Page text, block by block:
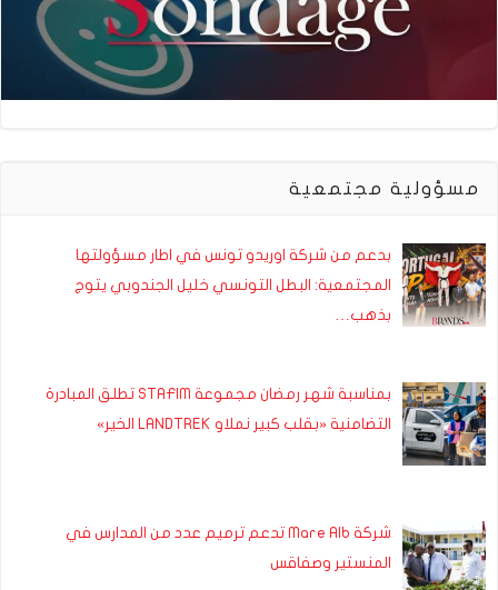
مسؤولية مجتمعية
بدعم من شركة اوريدو تونس في اطار مسؤولتها
المجتمعية: البطل التونسي خليل الجندوبي يتوج
بذهب…
بمناسبة شهر رمضان مجموعة STAFIM تطلق المبادرة
التضامنية «بقلب كبير نملاو LANDTREK الخير»
شركة Mare Alb تدعم ترميم عدد من المدارس في
المنستير وصفاقس